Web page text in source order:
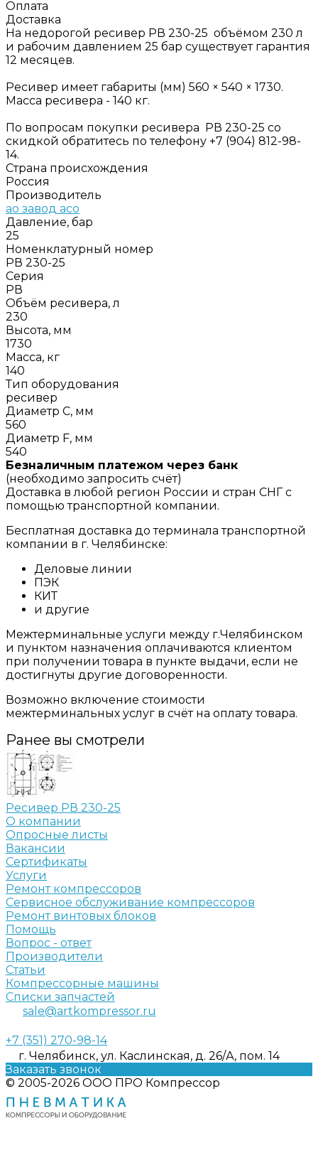
Оплата
Доставка
На недорогой ресивер РВ 230-25 объёмом 230 л
и рабочим давлением 25 бар существует гарантия
12 месяцев.
Ресивер имеет габариты (мм) 560 × 540 × 1730.
Масса ресивера - 140 кг.
По вопросам покупки ресивера РВ 230-25 со
скидкой обратитесь по телефону +7 (904) 812-98-
14.
Страна происхождения
Россия
Производитель
ао завод асо
Давление, бар
25
Номенклатурный номер
РВ 230-25
Серия
РВ
Объём ресивера, л
230
Высота, мм
1730
Масса, кг
140
Тип оборудования
ресивер
Диаметр C, мм
560
Диаметр F, мм
540
Безналичным платежом через банк
(необходимо запросить счёт)
Доставка в любой регион России и стран СНГ с
помощью транспортной компании.
Бесплатная доставка до терминала транспортной
компании в г. Челябинске:
Деловые линии
ПЭК
КИТ
и другие
Межтерминальные услуги между г.Челябинском
и пунктом назначения оплачиваются клиентом
при получении товара в пункте выдачи, если не
достигнуты другие договоренности.
Возможно включение стоимости
межтерминальных услуг в счёт на оплату товара.
Ранее вы смотрели
Ресивер РВ 230-25
О компании
Опросные листы
Вакансии
Сертификаты
Услуги
Ремонт компрессоров
Сервисное обслуживание компрессоров
Ремонт винтовых блоков
Помощь
Вопрос - ответ
Производители
Статьи
Компрессорные машины
Списки запчастей
sale@artkompressor.ru
+7 (351) 270-98-14
г. Челябинск, ул. Каслинская, д. 26/А, пом. 14
Заказать звонок
© 2005-2026 ООО ПРО Компрессор